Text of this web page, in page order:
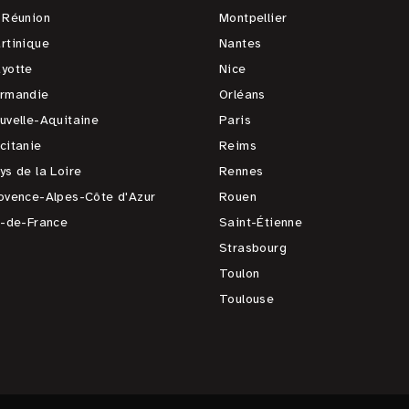
Aquitaine
de la Loire
Alpes-Côte d'Azur
de-France
Montpellier
Nantes
Nice
Orléans
Paris
Reims
Rennes
Rouen
Saint-Étienne
Strasbourg
Toulon
Toulouse